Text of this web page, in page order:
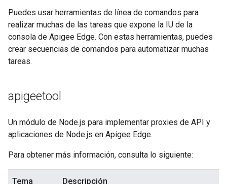
Puedes usar herramientas de línea de comandos para
realizar muchas de las tareas que expone la IU de la
consola de Apigee Edge. Con estas herramientas, puedes
crear secuencias de comandos para automatizar muchas
tareas.
apigeetool
Un módulo de Node.js para implementar proxies de API y
aplicaciones de Node.js en Apigee Edge.
Para obtener más información, consulta lo siguiente:
Tema Descripción